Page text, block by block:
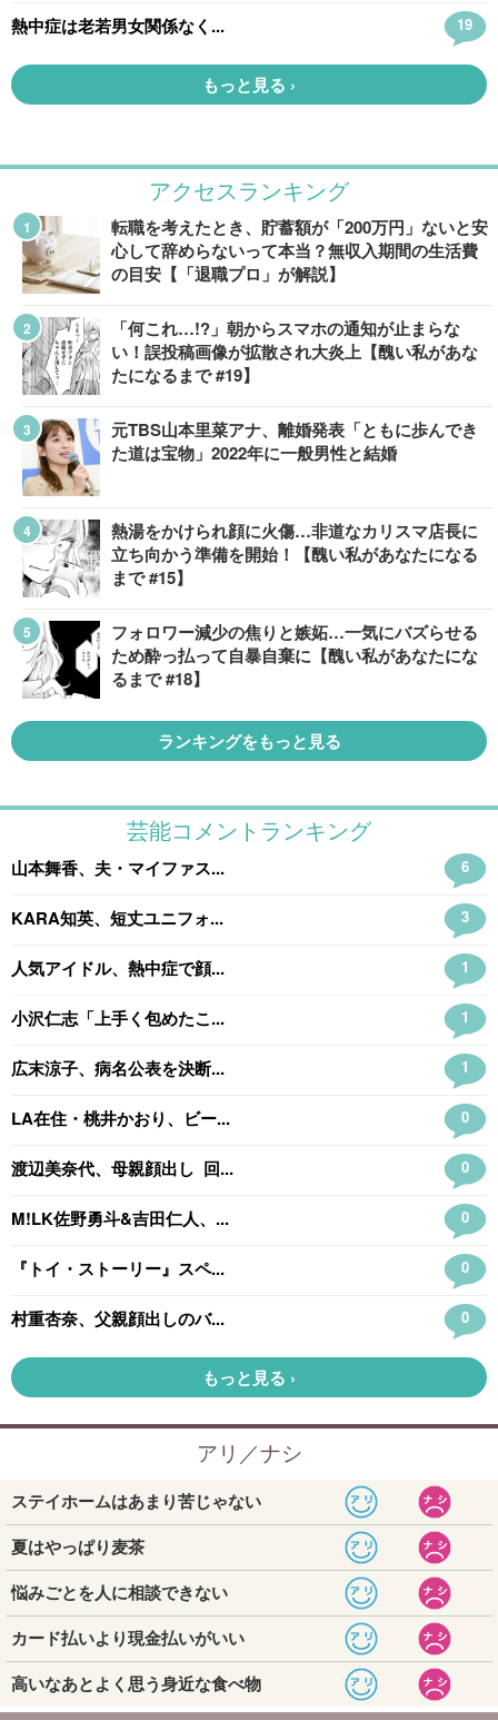
アクセスランキング
転職を考えたとき、貯蓄額が「200万円」ないと安
心して辞めらないって本当？無収入期間の生活費
の目安【「退職プロ」が解説】
「何これ…!?」朝からスマホの通知が止まらな
い！誤投稿画像が拡散され大炎上【醜い私があな
たになるまで #19】
元TBS山本里菜アナ、離婚発表「ともに歩んでき
た道は宝物」2022年に一般男性と結婚
熱湯をかけられ顔に火傷…非道なカリスマ店長に
立ち向かう準備を開始！【醜い私があなたになる
まで #15】
フォロワー減少の焦りと嫉妬…一気にバズらせる
ため酔っ払って自暴自棄に【醜い私があなたにな
るまで #18】
ランキングをもっと見る